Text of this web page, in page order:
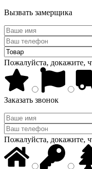
Вызвать замерщика
Пожалуйста, докажите,
Заказать звонок
Пожалуйста, докажите,